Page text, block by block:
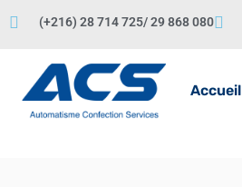
(+216) 28 714 725/ 29 868 080
Accueil